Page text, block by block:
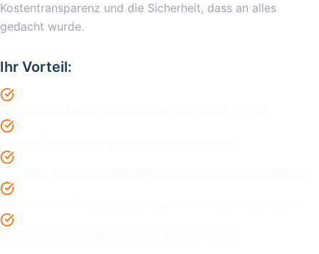
Kostentransparenz und die Sicherheit, dass an alles
gedacht wurde.
Ihr Vorteil: